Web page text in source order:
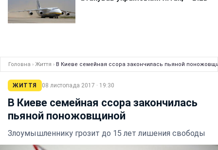
Головна › Життя › В Киеве семейная ссора закончилась пьяной
ЖИТТЯ 08 листопада 2017 · 19:30
В Киеве семейная ссора закончилась
пьяной поножовщиной
Злоумышленнику грозит до 15 лет лишения свободы